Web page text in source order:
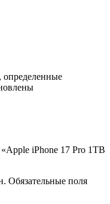
iPhone 17 Pro 1TB
Обязательные поля